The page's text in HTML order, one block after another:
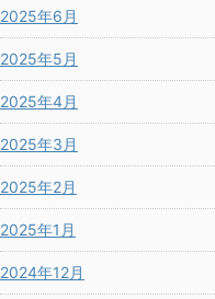
2025年6月
2025年5月
2025年4月
2025年3月
2025年2月
2025年1月
2024年12月